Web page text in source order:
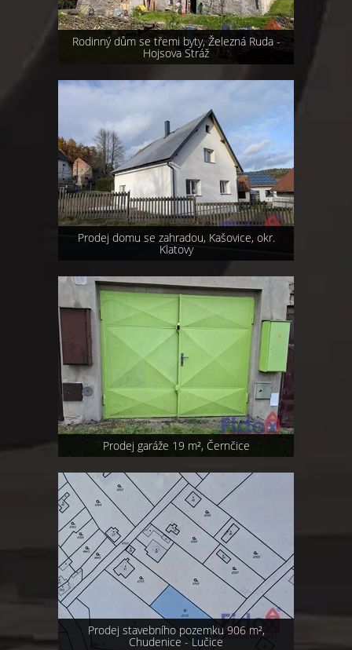
Rodinný dům se třemi byty, Železná Ruda -
Hojsova Stráž
Prodej domu se zahradou, Kašovice, okr.
Klatovy
Prodej garáže 19 m², Černčice
Prodej stavebního pozemku 906 m²,
Chudenice - Lučice